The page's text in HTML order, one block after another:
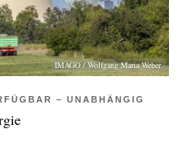
IMAGO / Wolfgang Maria Weber
– UNABHÄNGIG